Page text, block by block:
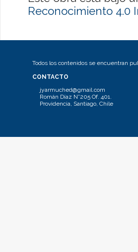
Reconocimiento 4.0
Todos los contenidos se encuentran
CONTACTO
jyarmuched@gmail.com
Román Díaz N°205 Of. 401.
Providencia, Santiago, Chile